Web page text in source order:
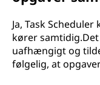
Ja, Task
kører
uafhængigt og
følgelig, at